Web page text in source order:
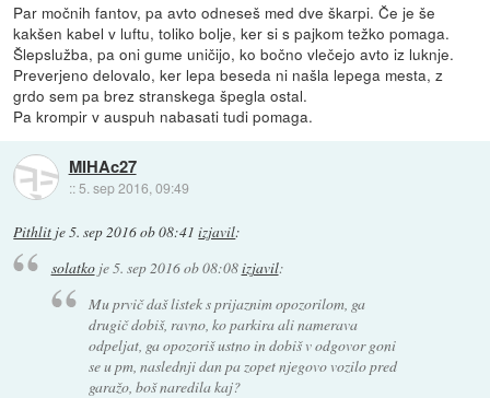
Par močnih fantov, pa avto odneseš med dve škarpi. Če je še
kakšen kabel v luftu, toliko bolje, ker si s pajkom težko pomaga.
Šlepslužba, pa oni gume uničijo, ko bočno vlečejo avto iz luknje.
Preverjeno delovalo, ker lepa beseda ni našla lepega mesta, z
grdo sem pa brez stranskega špegla ostal.
Pa krompir v auspuh nabasati tudi pomaga.
MIHAc27
:: 5. sep 2016, 09:49
Pithlit je5. sep 2016 ob 08:41 izjavil:
solatkoje5. sep 2016 ob 08:08izjavil:
Mu prvič daš listek s prijaznim opozorilom, ga
drugič dobiš, ravno, ko parkira ali namerava
odpeljat, ga opozoriš ustno in dobiš v odgovor goni
se u pm, naslednji dan pa zopet njegovo vozilo pred
garažo, boš naredila kaj?